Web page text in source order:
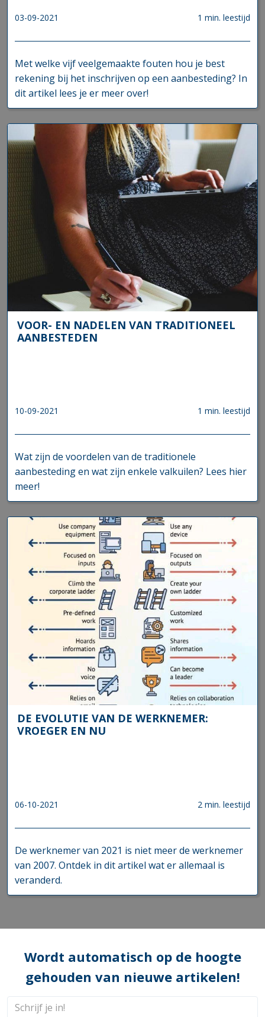
03-09-2021 1 min. leestijd
Met welke vijf veelgemaakte fouten hou je best
rekening bij het inschrijven op een aanbesteding? In
dit artikel lees je er meer over!
VOOR- EN NADELEN VAN TRADITIONEEL
AANBESTEDEN
10-09-2021 1 min. leestijd
Wat zijn de voordelen van de traditionele
aanbesteding en wat zijn enkele valkuilen? Lees hier
meer!
DE EVOLUTIE VAN DE WERKNEMER:
VROEGER EN NU
06-10-2021 2 min. leestijd
De werknemer van 2021 is niet meer de werknemer
van 2007. Ontdek in dit artikel wat er allemaal is
veranderd.
Wordt automatisch op de hoogte
gehouden van nieuwe artikelen!